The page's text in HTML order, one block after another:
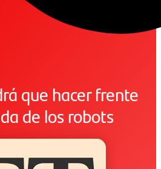
que hacer frente
de los robots